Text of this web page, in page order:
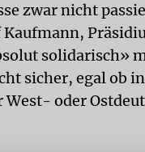
zwar nicht
Kaufmann,
solidarisch»
sicher, egal ob
oder